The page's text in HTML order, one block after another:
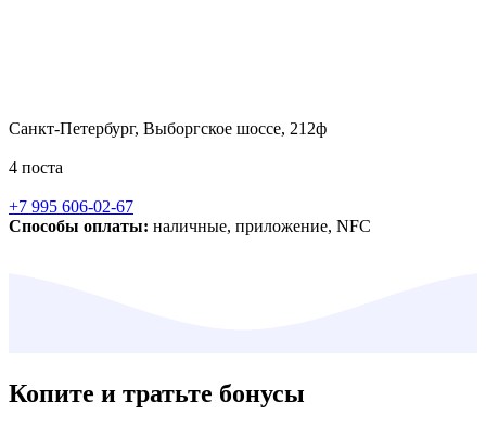
Санкт-Петербург, Выборгское шоссе, 212ф
4 поста
+7 995 606-02-67
Способы оплаты: наличные, приложение, NFC
Копите и тратьте бонусы